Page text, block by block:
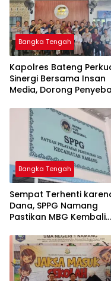
Bangka Tengah
‎Kapolres Bateng
Sinergi Bersama Insan
Media, Dorong
Layanan Polri 110
Bangka Tengah
‎Sempat Terhenti
Dana, SPPG Namang
Pastikan MBG Kembali